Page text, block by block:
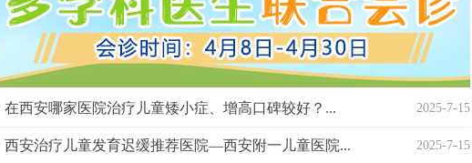
在西安哪家医院治疗儿童矮小症、增高口碑较好？... 2025-7-15
西安治疗儿童发育迟缓推荐医院—西安附一儿童医院... 2025-7-15